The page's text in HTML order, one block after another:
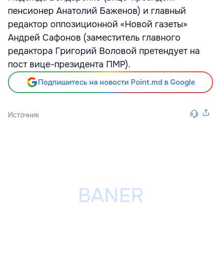
пенсионер Анатолий Баженов) и главный
редактор оппозиционной «Новой газеты»
Андрей Сафонов (заместитель главного
редактора Григорий Воловой претендует на
пост вице-президента ПМР).
Подпишитесь на новости Point.md в Google
Источник